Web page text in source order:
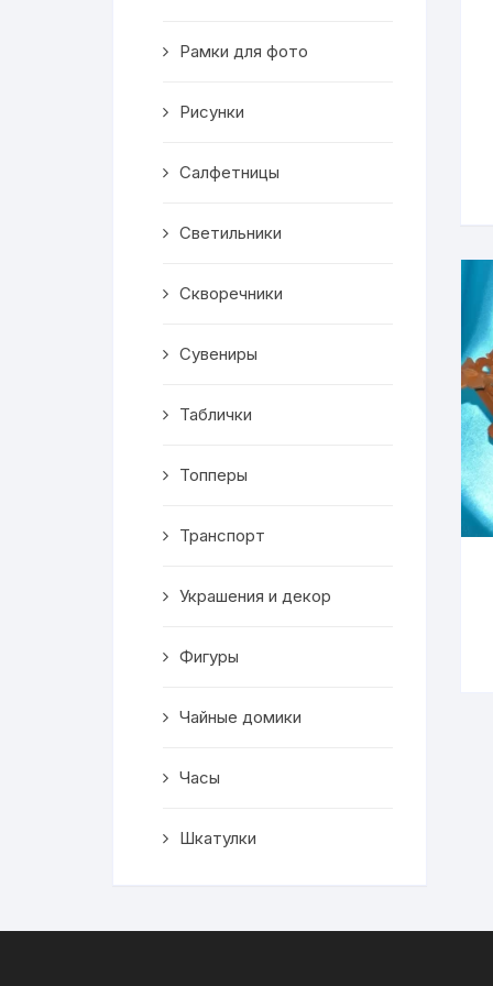
Кормушки
Линейки
Рисунки
Чай
Рамки для фото
Рисунки
Салфетницы
Светильники
Скворечники
Сувениры
Таблички
Топперы
Транспорт
Украшения и декор
Фигуры
Чайные домики
Часы
Шкатулки